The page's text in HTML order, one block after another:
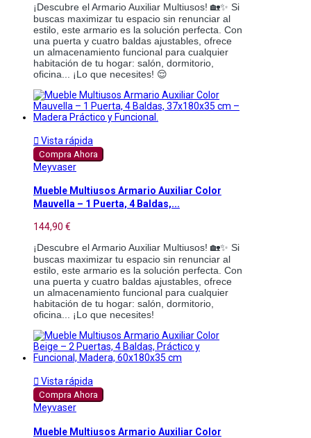
¡Descubre el Armario Auxiliar Multiusos! 🏡✨ Si
buscas maximizar tu espacio sin renunciar al
estilo, este armario es la solución perfecta. Con
una puerta y cuatro baldas ajustables, ofrece
un almacenamiento funcional para cualquier
habitación de tu hogar: salón, dormitorio,
oficina... ¡Lo que necesites! 😌
 Vista rápida
Compra Ahora
Meyvaser
Mueble Multiusos Armario Auxiliar Color
Mauvella – 1 Puerta, 4 Baldas,...
144,90 €
¡Descubre el Armario Auxiliar Multiusos! 🏡✨ Si
buscas maximizar tu espacio sin renunciar al
estilo, este armario es la solución perfecta. Con
una puerta y cuatro baldas ajustables, ofrece
un almacenamiento funcional para cualquier
habitación de tu hogar: salón, dormitorio,
oficina... ¡Lo que necesites!
 Vista rápida
Compra Ahora
Meyvaser
Mueble Multiusos Armario Auxiliar Color